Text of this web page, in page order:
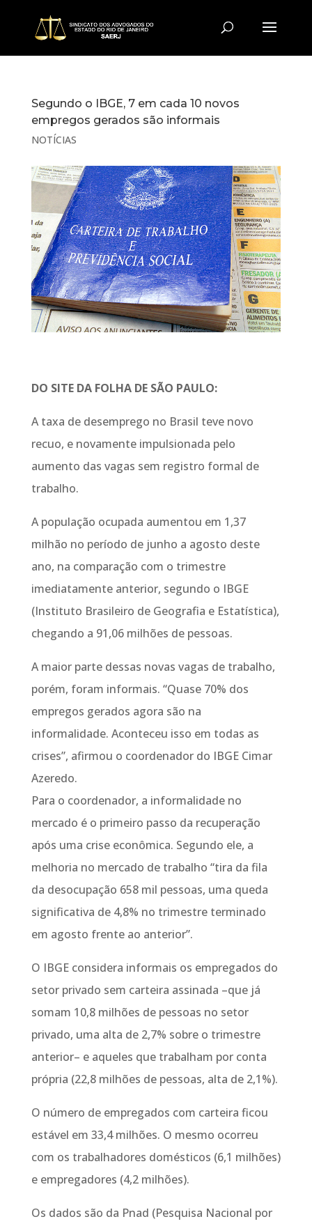
Segundo o IBGE, 7 em cada 10 novos
empregos gerados são informais
NOTÍCIAS
DO SITE DA FOLHA DE SÃO PAULO:
A taxa de desemprego no Brasil teve novo
recuo, e novamente impulsionada pelo
aumento das vagas sem registro formal de
trabalho.
A população ocupada aumentou em 1,37
milhão no período de junho a agosto deste
ano, na comparação com o trimestre
imediatamente anterior, segundo o IBGE
(Instituto Brasileiro de Geografia e Estatística),
chegando a 91,06 milhões de pessoas.
A maior parte dessas novas vagas de trabalho,
porém, foram informais. “Quase 70% dos
empregos gerados agora são na
informalidade. Aconteceu isso em todas as
crises”, afirmou o coordenador do IBGE Cimar
Azeredo.
Para o coordenador, a informalidade no
mercado é o primeiro passo da recuperação
após uma crise econômica. Segundo ele, a
melhoria no mercado de trabalho “tira da fila
da desocupação 658 mil pessoas, uma queda
significativa de 4,8% no trimestre terminado
em agosto frente ao anterior”.
O IBGE considera informais os empregados do
setor privado sem carteira assinada –que já
somam 10,8 milhões de pessoas no setor
privado, uma alta de 2,7% sobre o trimestre
anterior– e aqueles que trabalham por conta
própria (22,8 milhões de pessoas, alta de 2,1%).
O número de empregados com carteira ficou
estável em 33,4 milhões. O mesmo ocorreu
com os trabalhadores domésticos (6,1 milhões)
e empregadores (4,2 milhões).
Os dados são da Pnad (Pesquisa Nacional por